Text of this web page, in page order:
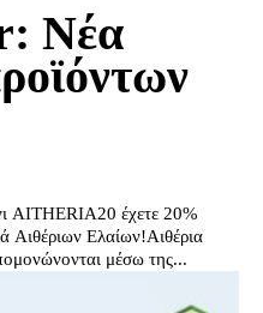
Νέα
AITHERIA20 έχετε 20%
Αιθέριων Ελαίων!Αιθέρια
μέσω της...